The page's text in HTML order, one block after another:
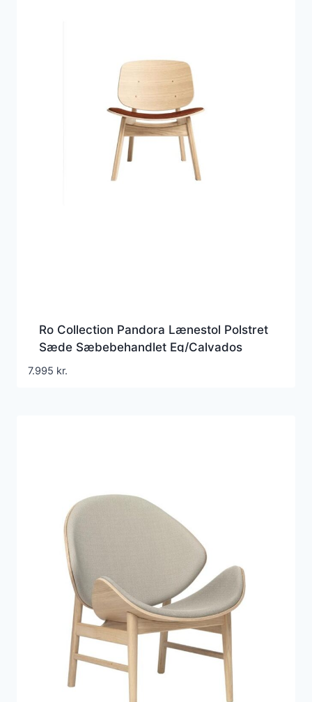
Ro Collection Pandora Lænestol Polstret
Sæde Sæbebehandlet Eg/Calvados
Læder
7.995 kr.